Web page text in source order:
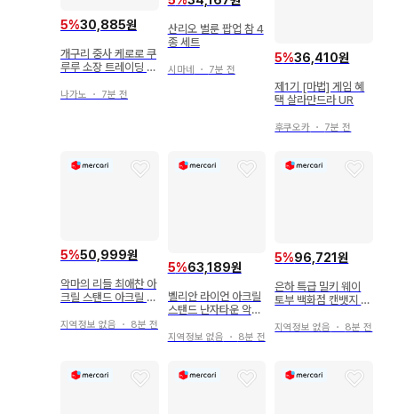
5%30,885원
개구리 중사 케로로 쿠
루루 소장 트레이딩 아
나가노 ・ 7분 전
산리오 벌룬 팝업 참 4
종 세트
시마네 ・ 7분 전
5%36,410원
제1기 [마법] 게임 혜
택 살라만드라 UR
후쿠오카 ・ 7분 전
5%50,999원
악마의 리들 최애찬 아
크릴 스탠드 아크릴 키
지역정보 없음 ・ 8분 전
5%63,189원
벨리안 라이언 아크릴
스탠드 난자타운 악마
지역정보 없음 ・ 8분 전
5%96,721원
은하 특급 밀키 웨이
토부 백화점 캔뱃지 카
지역정보 없음 ・ 8분 전